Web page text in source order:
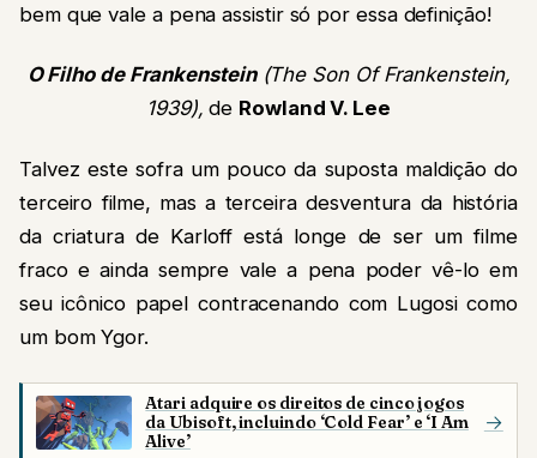
bem que vale a pena assistir só por essa definição!
O Filho de Frankenstein (The Son Of Frankenstein,
1939),de Rowland V. Lee
Talvez este sofra um pouco da suposta maldição do
terceiro filme, mas a terceira desventura da história
da criatura de Karloff está longe de ser um filme
fraco e ainda sempre vale a pena poder vê-lo em
seu icônico papel contracenando com Lugosi como
um bom Ygor.
Atari adquire os direitos de cinco jogos
da Ubisoft, incluindo ‘Cold Fear’ e ‘I Am
Alive’
→